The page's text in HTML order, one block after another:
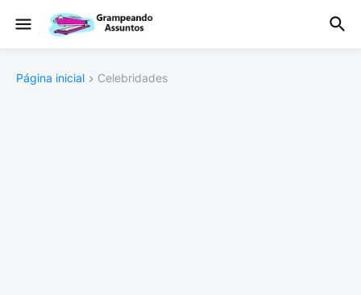
Página inicial Celebridades